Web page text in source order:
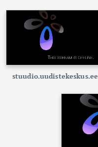
stuudio.uudistekeskus.ee